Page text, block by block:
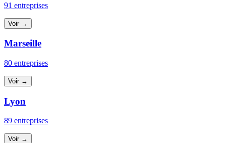
91 entreprises
Voir →
Marseille
80 entreprises
Voir →
Lyon
89 entreprises
Voir →